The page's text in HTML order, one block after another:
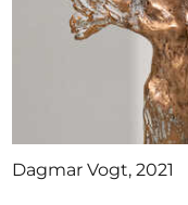
Dagmar Vogt, 2021